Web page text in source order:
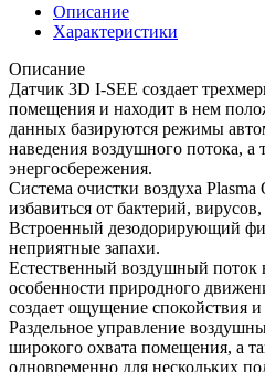
Описание
Характеристики
Описание
Датчик 3D I-SEE создает
помещения и находит в нем
данных базируются режимы
наведения воздушного потока, а
энергосбережения.
Система очистки воздуха Plasma
избавиться от бактерий,
Встроенный дезодорирующий
неприятные запахи.
Естественный воздушный поток
особенности природного
создает ощущение спокойствия
Раздельное управление
широкого охвата помещения, а
одновременно для нескольких